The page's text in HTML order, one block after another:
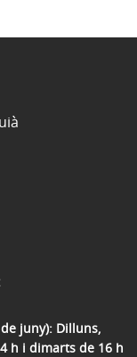
juny): Dilluns,
h i dimarts de 16 h